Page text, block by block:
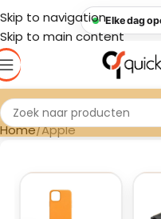
Elke dag
Skip to navigation
Skip to main content
Home Apple